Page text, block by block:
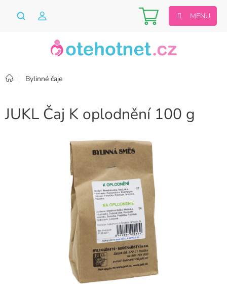
Nákupní
košík
DomůBylinné čaje
JUKL Čaj K oplodnění 100 g